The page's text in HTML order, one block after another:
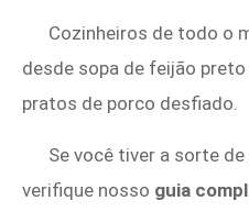
Cozinheiros de todo o
desde sopa de feijão
pratos de porco desfiado.
Se você tiver a sorte
verifique nosso guia